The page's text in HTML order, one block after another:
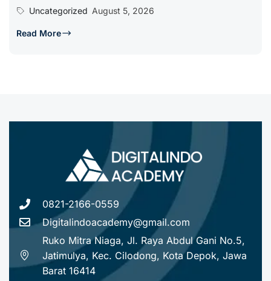
Uncategorized August 5, 2026
Read More
0821-2166-0559
Digitalindoacademy@gmail.com
Ruko Mitra Niaga, Jl. Raya Abdul Gani No.5,
Jatimulya, Kec. Cilodong, Kota Depok, Jawa
Barat 16414